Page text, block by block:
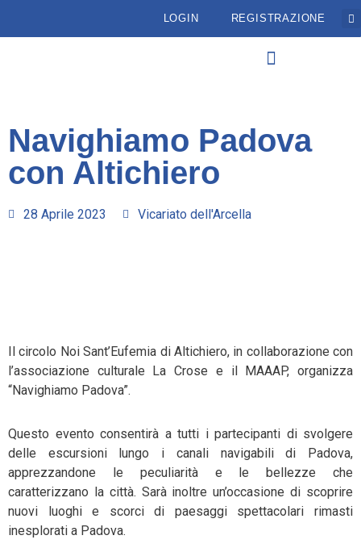
LOGIN REGISTRAZIONE
Navighiamo Padova
con Altichiero
28 Aprile 2023 Vicariato dell'Arcella
Il circolo Noi Sant’Eufemia di Altichiero, in collaborazione con
l’associazione culturale La Crose e il MAAAP, organizza
“Navighiamo Padova”.
Questo evento consentirà a tutti i partecipanti di svolgere
delle escursioni lungo i canali navigabili di Padova,
apprezzandone le peculiarità e le bellezze che
caratterizzano la città. Sarà inoltre un’occasione di scoprire
nuovi luoghi e scorci di paesaggi spettacolari rimasti
inesplorati a Padova.